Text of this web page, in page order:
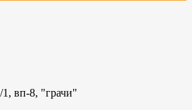
1, вп-8, "грачи"